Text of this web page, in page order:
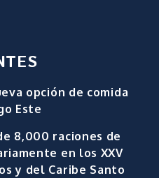
opción de comida
Este
8,000 raciones de
en los XXV
y del Caribe Santo